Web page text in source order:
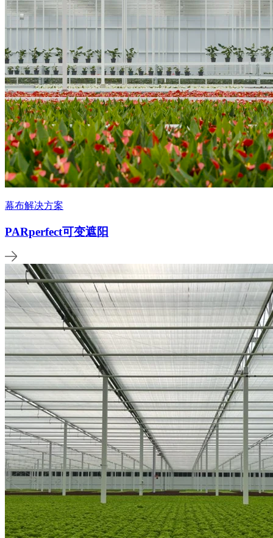
幕布解决方案
PARperfect可变遮阳